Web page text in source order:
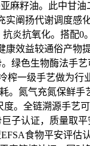
麻籽油。此中甘油
实阐扬代谢调度感
炎抗氧化。搭配0
康效益较通俗产物
绿色生物酶法手
榨一级手艺做为行
。氮气充氮保鲜手
度。全链溯源手艺
子认证，质量取
食物平安评估